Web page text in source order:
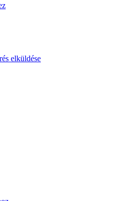
elküldése